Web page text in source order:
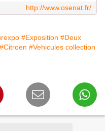
http://www.osenat.fr/
#Exposition #Deux
#Citroen #Vehicules collection